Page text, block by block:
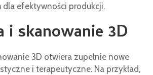
dla efektywności produkcji.
i skanowanie 3D
3D otwiera zupełnie nowe
i terapeutyczne. Na przykład,